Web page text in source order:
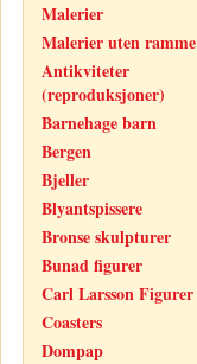
Malerier
Malerier uten ramme
Antikviteter
(reproduksjoner)
Barnehage barn
Bergen
Bjeller
Blyantspissere
Bronse skulpturer
Bunad figurer
Carl Larsson Figurer
Coasters
Dompap